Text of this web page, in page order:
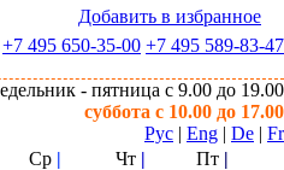
Добавить в избранное
+7 495 650-35-00 +7 495 589-83-47
- пятница с 9.00 до 19.00
суббота с 10.00 до 17.00
Рус | Eng | De | Fr
Ср | Чт | Пт |